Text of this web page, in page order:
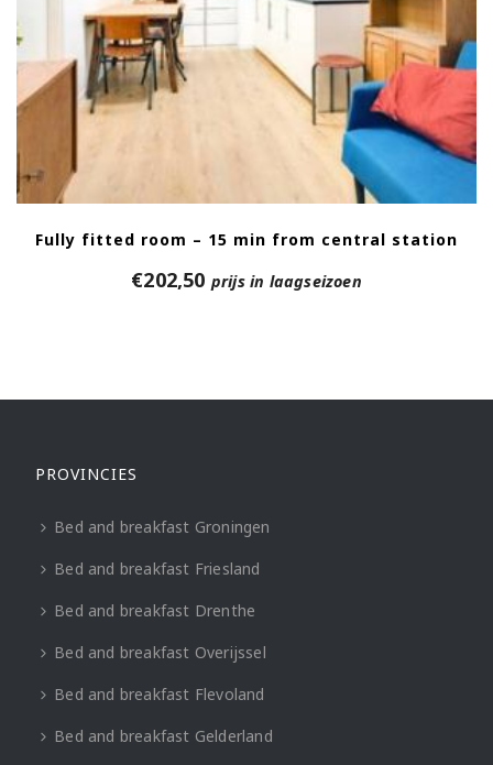
Fully fitted room – 15 min from central station
€202,50 prijs in laagseizoen
PROVINCIES
Bed and breakfast Groningen
Bed and breakfast Friesland
Bed and breakfast Drenthe
Bed and breakfast Overijssel
Bed and breakfast Flevoland
Bed and breakfast Gelderland